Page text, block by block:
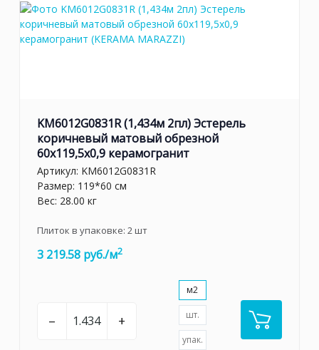
KM6012G0831R (1,434м 2пл) Эстерель
коричневый матовый обрезной
60x119,5x0,9 керамогранит
Артикул: KM6012G0831R
Размер: 119*60 см
Вес: 28.00 кг
Плиток в упаковке: 2шт
3 219.58 руб./м2
– +
м2
шт.
упак.